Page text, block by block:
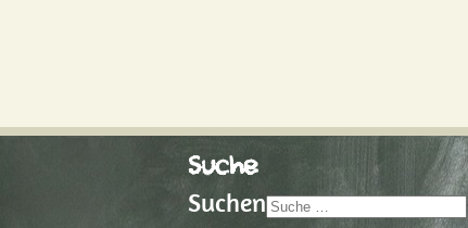
Suche
Suchen